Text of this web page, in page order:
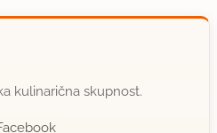
kulinarična skupnost.